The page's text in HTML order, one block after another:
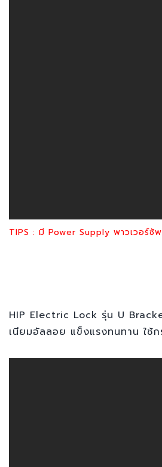
TIPS : มี Power Supply พาวเวอร์ซั
HIP Electric Lock รุ่น U
เนียมอัลลอย แข็งแรงทนทาน ใช้